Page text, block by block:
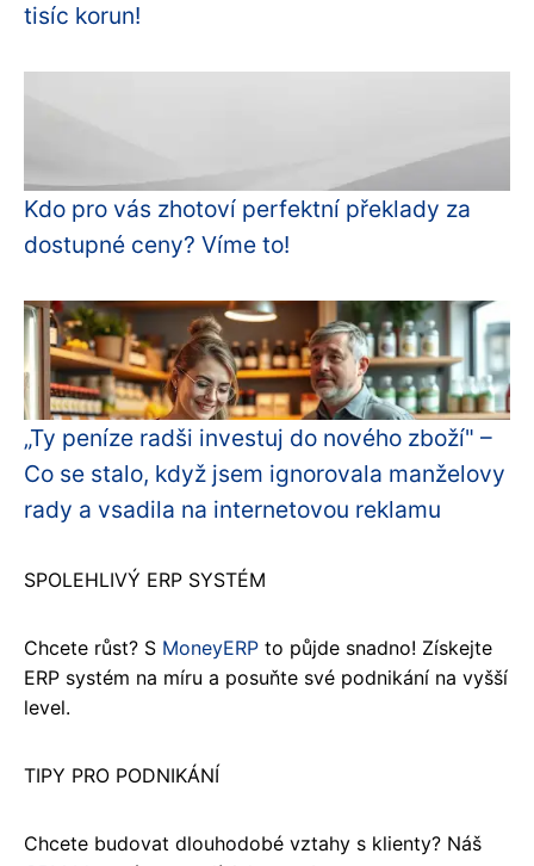
tisíc korun!
Kdo pro vás zhotoví perfektní překlady za
dostupné ceny? Víme to!
„Ty peníze radši investuj do nového zboží" –
Co se stalo, když jsem ignorovala manželovy
rady a vsadila na internetovou reklamu
SPOLEHLIVÝ ERP SYSTÉM
Chcete růst? S MoneyERP to půjde snadno! Získejte
ERP systém na míru a posuňte své podnikání na vyšší
level.
TIPY PRO PODNIKÁNÍ
Chcete budovat dlouhodobé vztahy s klienty? Náš